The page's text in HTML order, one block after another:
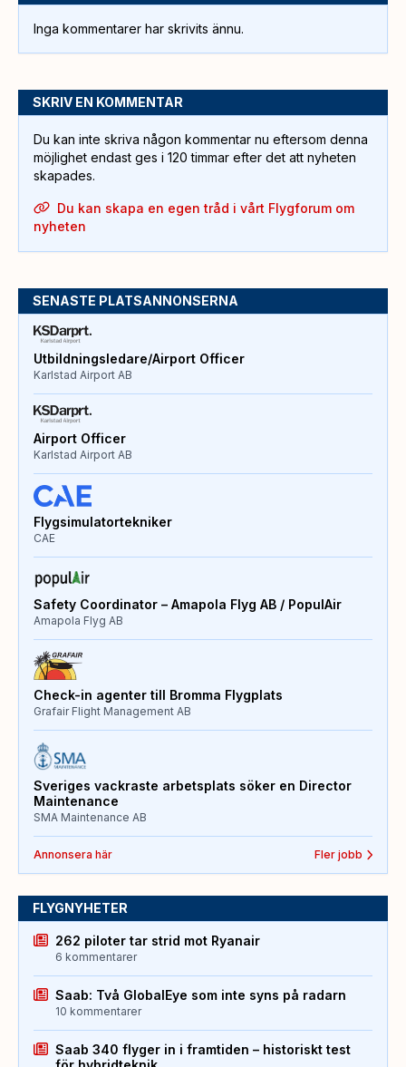
Inga kommentarer har skrivits ännu.
SKRIV EN KOMMENTAR
Du kan inte skriva någon kommentar nu eftersom denna
möjlighet endast ges i 120 timmar efter det att nyheten
skapades.
Du kan skapa en egen tråd i vårt Flygforum om
nyheten
SENASTE PLATSANNONSERNA
Utbildningsledare/Airport Officer
Karlstad Airport AB
Airport Officer
Karlstad Airport AB
Flygsimulatortekniker
CAE
Safety Coordinator – Amapola Flyg AB / PopulAir
Amapola Flyg AB
Check-in agenter till Bromma Flygplats
Grafair Flight Management AB
Sveriges vackraste arbetsplats söker en Director
Maintenance
SMA Maintenance AB
Annonsera här Fler jobb
FLYGNYHETER
262 piloter tar strid mot Ryanair
6 kommentarer
Saab: Två GlobalEye som inte syns på radarn
10 kommentarer
Saab 340 flyger in i framtiden – historiskt test